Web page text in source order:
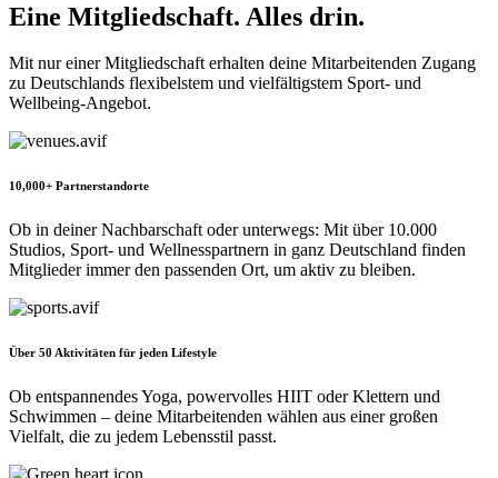
Eine Mitgliedschaft. Alles drin.
Mit nur einer Mitgliedschaft erhalten deine Mitarbeitenden Zugang
zu Deutschlands flexibelstem und vielfältigstem Sport- und
Wellbeing-Angebot.
10,000+ Partnerstandorte
Ob in deiner Nachbarschaft oder unterwegs: Mit über 10.000
Studios, Sport- und Wellnesspartnern in ganz Deutschland finden
Mitglieder immer den passenden Ort, um aktiv zu bleiben.
Über 50 Aktivitäten für jeden Lifestyle
Ob entspannendes Yoga, powervolles HIIT oder Klettern und
Schwimmen – deine Mitarbeitenden wählen aus einer großen
Vielfalt, die zu jedem Lebensstil passt.